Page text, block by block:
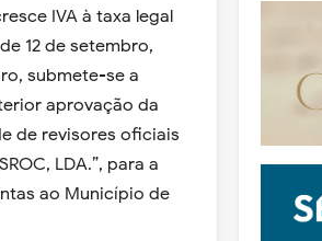
IVA à taxa legal
12 de setembro,
submete-se a
aprovação da
de revisores oficiais
LDA.”, para a
ao Município de